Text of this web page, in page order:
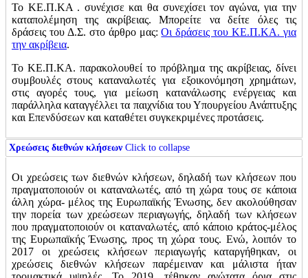
Το ΚΕ.Π.ΚΑ . συνέχισε και θα συνεχίσει τον αγώνα, για την
καταπολέμηση της ακρίβειας. Μπορείτε να δείτε όλες τις
δράσεις του Δ.Σ. στο άρθρο μας:Οι δράσεις του ΚΕ.Π.ΚΑ. για
την ακρίβεια.
Το ΚΕ.Π.ΚΑ. παρακολουθεί το πρόβλημα της ακρίβειας, δίνει
συμβουλές στους καταναλωτές για εξοικονόμηση χρημάτων,
στις αγορές τους, για μείωση κατανάλωσης ενέργειας και
παράλληλα καταγγέλλει τα παιχνίδια του Υπουργείου Ανάπτυξης
και Επενδύσεων και καταθέτει συγκεκριμένες προτάσεις.
Χρεώσεις διεθνών κλήσεων Click to collapse
Οι χρεώσεις των διεθνών κλήσεων, δηλαδή των κλήσεων που
πραγματοποιούν οι καταναλωτές, από τη χώρα τους σε κάποια
άλλη χώρα- μέλος της Ευρωπαϊκής Ένωσης, δεν ακολούθησαν
την πορεία των χρεώσεων περιαγωγής, δηλαδή των κλήσεων
που πραγματοποιούν οι καταναλωτές, από κάποιο κράτος-μέλος
της Ευρωπαϊκής Ένωσης, προς τη χώρα τους. Ενώ, λοιπόν το
2017 οι χρεώσεις κλήσεων περιαγωγής καταργήθηκαν, οι
χρεώσεις διεθνών κλήσεων παρέμειναν και μάλιστα ήταν